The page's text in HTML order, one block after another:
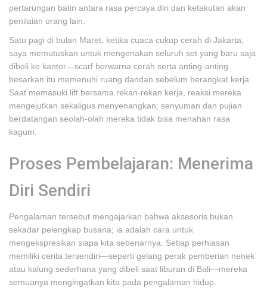
pertarungan batin antara rasa percaya diri dan ketakutan akan
penilaian orang lain.
Satu pagi di bulan Maret, ketika cuaca cukup cerah di Jakarta,
saya memutuskan untuk mengenakan seluruh set yang baru saja
dibeli ke kantor—scarf berwarna cerah serta anting-anting
besarkan itu memenuhi ruang dandan sebelum berangkat kerja.
Saat memasuki lift bersama rekan-rekan kerja, reaksi mereka
mengejutkan sekaligus menyenangkan; senyuman dan pujian
berdatangan seolah-olah mereka tidak bisa menahan rasa
kagum.
Proses Pembelajaran: Menerima
Diri Sendiri
Pengalaman tersebut mengajarkan bahwa aksesoris bukan
sekadar pelengkap busana; ia adalah cara untuk
mengekspresikan siapa kita sebenarnya. Setiap perhiasan
memiliki cerita tersendiri—seperti gelang perak pemberian nenek
atau kalung sederhana yang dibeli saat liburan di Bali—mereka
semuanya mengingatkan kita pada pengalaman hidup.